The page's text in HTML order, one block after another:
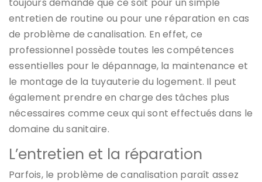
entretien de routine ou pour une réparation en cas
de problème de canalisation. En effet, ce
professionnel possède toutes les compétences
essentielles pour le dépannage, la maintenance et
le montage de la tuyauterie du logement. Il peut
également prendre en charge des tâches plus
nécessaires comme ceux qui sont effectués dans le
domaine du sanitaire.
L’entretien et la réparation
Parfois, le problème de canalisation paraît assez